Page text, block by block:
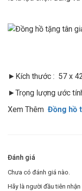
►Kích thước : 57 x
►Trọng lượng ước
Xem Thêm Đồng hồ
Đánh giá
Chưa có đánh giá nào.
Hãy là người đầu tiên